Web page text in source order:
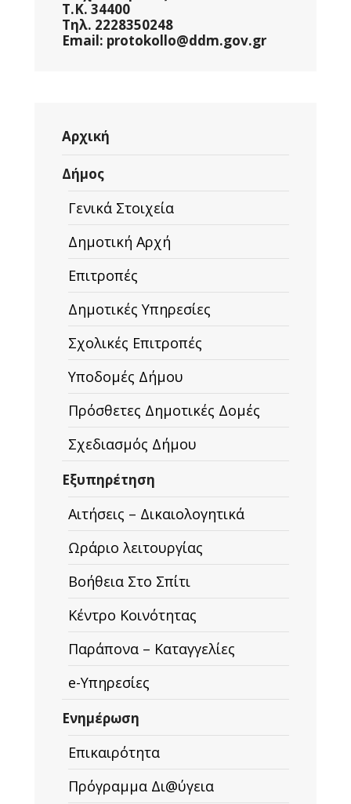
Τ.Κ. 34400
Τηλ. 2228350248
Email: protokollo@ddm.gov.gr
Αρχική
Δήμος
Γενικά Στοιχεία
Δημοτική Αρχή
Επιτροπές
Δημοτικές Υπηρεσίες
Σχολικές Επιτροπές
Υποδομές Δήμου
Πρόσθετες Δημοτικές Δομές
Σχεδιασμός Δήμου
Εξυπηρέτηση
Αιτήσεις – Δικαιολογητικά
Ωράριο λειτουργίας
Βοήθεια Στο Σπίτι
Κέντρο Κοινότητας
Παράπονα – Καταγγελίες
e-Υπηρεσίες
Ενημέρωση
Επικαιρότητα
Πρόγραμμα Δι@ύγεια